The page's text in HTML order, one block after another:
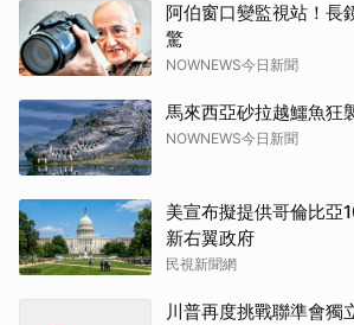
阿伯窗口變監視站！長
驚
NOWNEWS今日新聞
馬來西亞砂拉越鱷魚狂
NOWNEWS今日新聞
美宣布擬提供哥倫比
新右翼政府
民視新聞網
川普再度挑戰聯準會獨